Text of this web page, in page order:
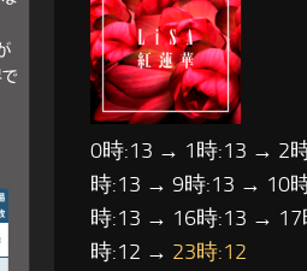
0時:13 → 1時:13 → 2
時:13 → 9時:13 → 10
時:13 → 16時:13 →
時:12 → 23時:12